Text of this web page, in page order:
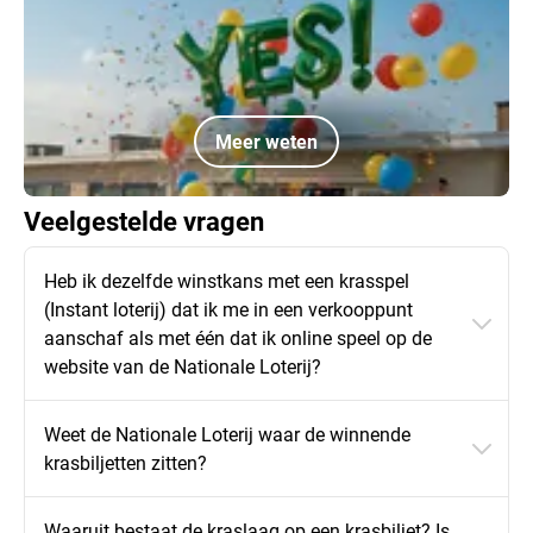
Meer weten
Veelgestelde vragen
Heb ik dezelfde winstkans met een krasspel
(Instant loterij) dat ik me in een verkooppunt
aanschaf als met één dat ik online speel op de
website van de Nationale Loterij?
Weet de Nationale Loterij waar de winnende
krasbiljetten zitten?